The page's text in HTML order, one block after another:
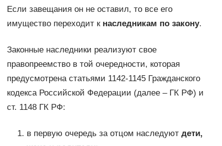
Если завещания он не оставил, то все его
имущество переходит к наследникам по закону.
Законные наследники реализуют свое
правопреемство в той очередности, которая
предусмотрена статьями 1142-1145 Гражданского
кодекса Российской Федерации (далее – ГК РФ) и
ст. 1148 ГК РФ:
в первую очередь за отцом наследуют дети,